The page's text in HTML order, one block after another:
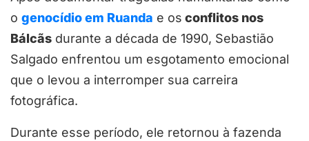
o genocídio em Ruanda e os conflitos nos
Bálcãs durante a década de 1990, Sebastião
Salgado enfrentou um esgotamento emocional
que o levou a interromper sua carreira
fotográfica.
Durante esse período, ele retornou à fazenda